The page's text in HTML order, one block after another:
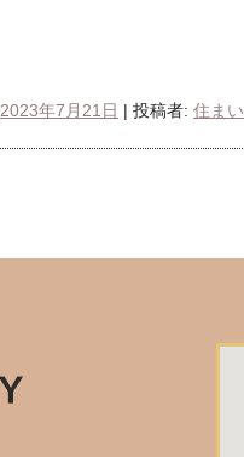
2023年7月21日 | 投稿者: 住ま